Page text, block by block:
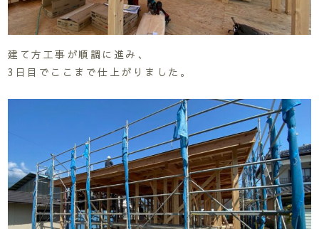
建て方工事が順調に進み、
3日目でここまで仕上がりました。